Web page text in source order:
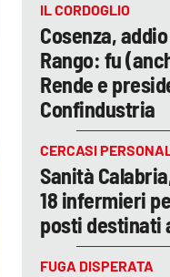
IL CORDOGLIO
Cosenza,
Rango: fu
Rende e
Confindustria
CERCASI
Sanità
18 infermieri
posti destinati
FUGA DISPERATA